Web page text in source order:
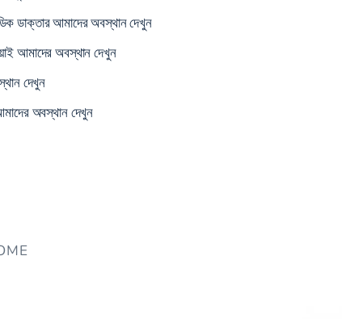
ডাক্তারআমাদের অবস্থান দেখুন
আমাদের অবস্থান দেখুন
দেখুন
অবস্থান দেখুন